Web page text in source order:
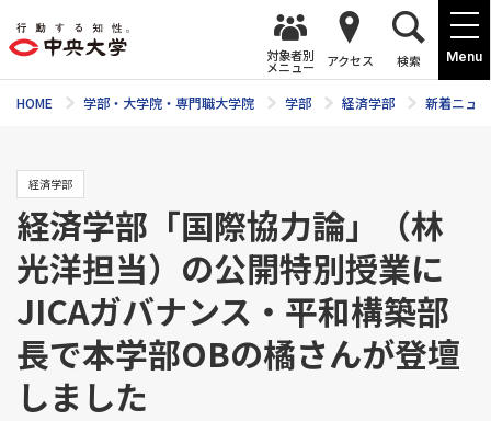
Menu
対象者別
メニュー アクセス 検索
HOME 学部・大学院・専門職大学院 学部 経済学部 新着ニュ
経済学部
経済学部「国際協力論」（林
光洋担当）の公開特別授業に
JICAガバナンス・平和構築部
長で本学部OBの橘さんが登壇
しました